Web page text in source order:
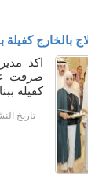
بالخارج كفيلة
اكد
صرفت
كفيلة
تاريخ